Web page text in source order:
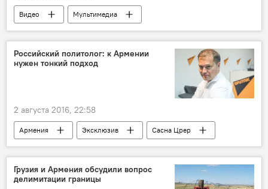
Видео Мультимедиа
Российский политолог: к Армении
нужен тонкий подход
2 августа 2016, 22:58
Армения Эксклюзив Сасна Црер
Грузия и Армения обсудили вопрос
делимитации границы